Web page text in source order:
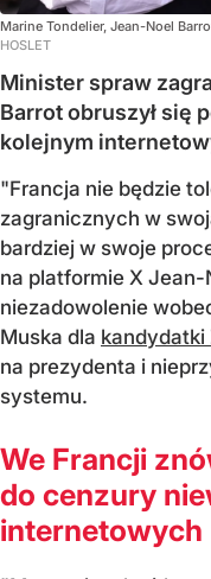
Marine Tondelier, Jean-Noel
HOSLET
Minister spraw
Barrot obruszył się
kolejnym
"Francja nie będzie
zagranicznych w
bardziej w swoje
na platformie X
niezadowolenie
Muska dla kandydatki
na prezydenta i
systemu.
We Francji
do cenzury
internetowych